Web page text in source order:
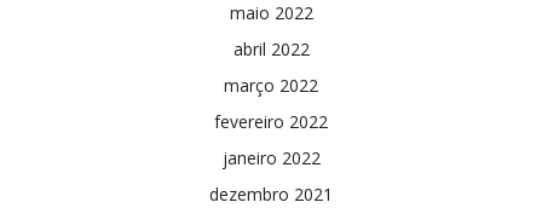
maio 2022
abril 2022
março 2022
fevereiro 2022
janeiro 2022
dezembro 2021